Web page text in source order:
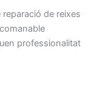
reparació de reixes
professionalitat